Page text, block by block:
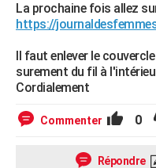
La prochaine fois allez
https://
Il faut enlever le
surement du fil à
Cordialement
Commenter 0
Répondre